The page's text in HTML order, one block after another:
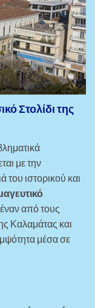
Στολίδι της
με την
του ιστορικού και
από τους
Καλαμάτας και
μέσα σε